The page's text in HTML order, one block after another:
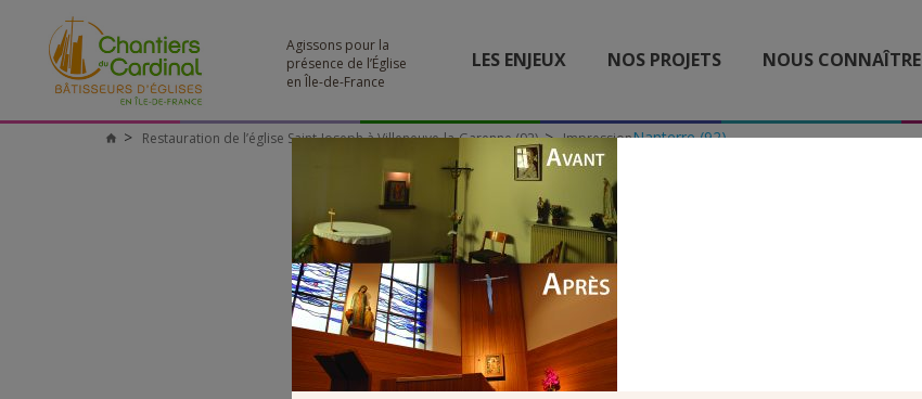
Agissons pour la
présence de l’Église
en Île-de-France
LES ENJEUX NOS PROJETS NOUS CONNAÎTRE
Chantiers
Nanterre (92)
Restauration de l’église Saint-Joseph à Villeneuve-la-Garenne (92) Impression
IMPRESSION